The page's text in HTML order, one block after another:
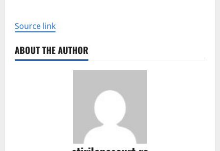
Source link
ABOUT THE AUTHOR